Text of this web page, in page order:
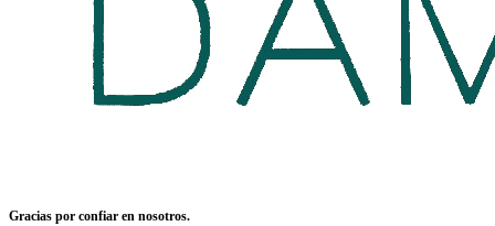
Gracias por confiar en nosotros.